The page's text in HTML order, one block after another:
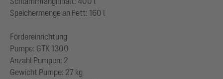
Speichermenge an Fett: 160 l
Fördereinrichtung
Pumpe: GTK 1300
Anzahl Pumpen: 2
Gewicht Pumpe: 27 kg